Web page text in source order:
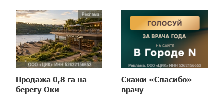
Продажа 0,8 га на
берегу Оки
Скажи «Спасибо»
врачу